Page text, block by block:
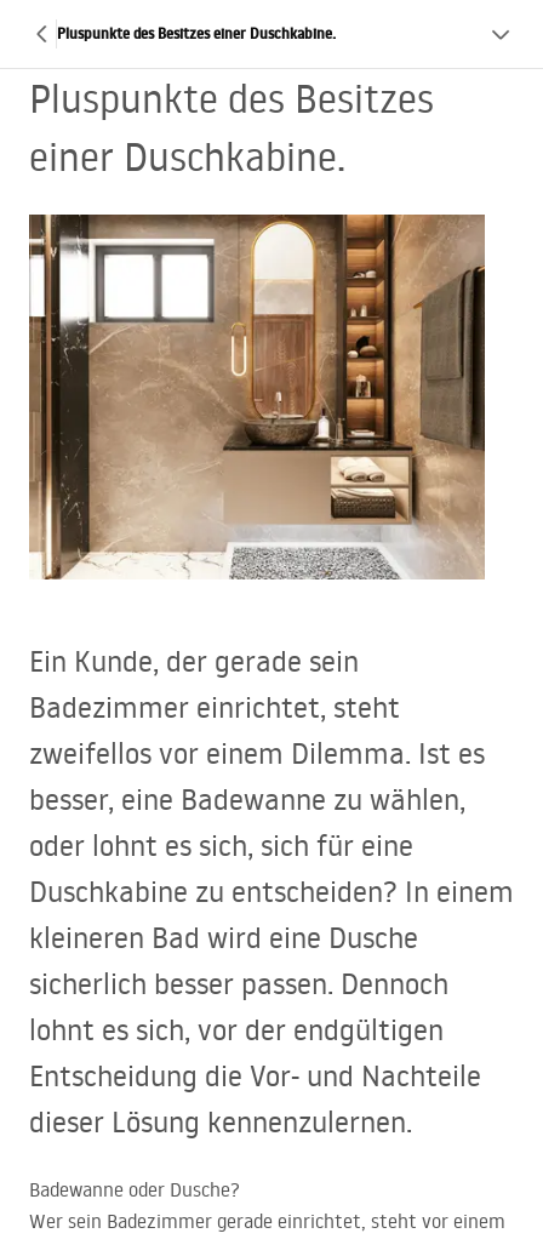
Pluspunkte des Besitzes einer Duschkabine.
Pluspunkte des Besitzes
einer Duschkabine.
Ein Kunde, der gerade sein
Badezimmer einrichtet, steht
zweifellos vor einem Dilemma. Ist es
besser, eine Badewanne zu wählen,
oder lohnt es sich, sich für eine
Duschkabine zu entscheiden? In einem
kleineren Bad wird eine Dusche
sicherlich besser passen. Dennoch
lohnt es sich, vor der endgültigen
Entscheidung die Vor- und Nachteile
dieser Lösung kennenzulernen.
Badewanne oder Dusche?
Wer sein Badezimmer gerade einrichtet, steht vor einem